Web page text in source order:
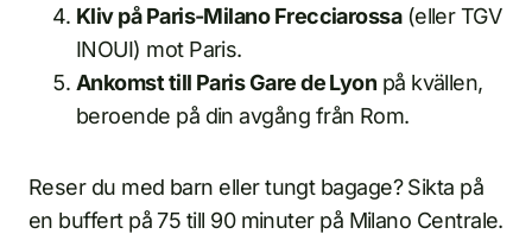
Kliv på Paris-Milano Frecciarossa(eller TGV
INOUI) mot Paris.
Ankomst till Paris Gare de Lyon på kvällen,
beroende på din avgång från Rom.
Reser du med barn eller tungt bagage? Sikta på
en buffert på 75 till 90 minuter på Milano Centrale.